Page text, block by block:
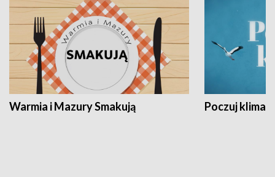
Warmia i Mazury Smakują Poczuj klimat